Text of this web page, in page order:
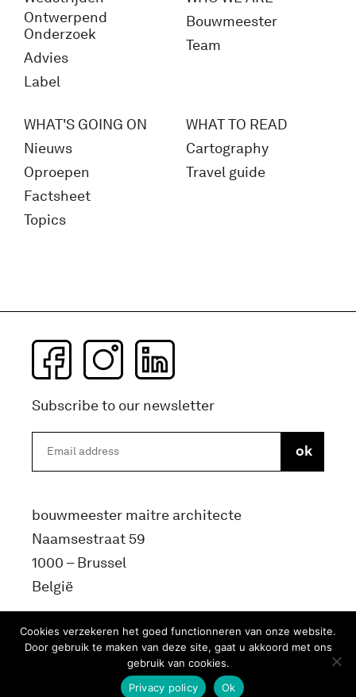
Ontwerpend
Onderzoek
Advies
Label
Bouwmeester
Team
WHAT'S GOING ON
Nieuws
Oproepen
Factsheet
Topics
WHAT TO READ
Cartography
Travel guide
Subscribe to our newsletter
bouwmeester maitre architecte
Naamsestraat 59
1000 – Brussel
België
info@bma.brussels
Cookies verzekeren het goed functionneren van onze website.
Door gebruik te maken van deze site, gaat u akkoord met ons
gebruik van cookies.
Ok
Privacy policy